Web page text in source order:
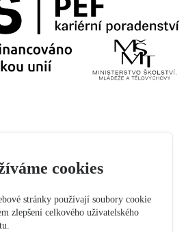
praxi
cookies
stránky používají soubory cookie
zlepšení celkového uživatelského